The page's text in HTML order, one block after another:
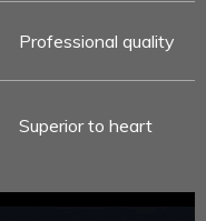
Professional quality
Superior to heart